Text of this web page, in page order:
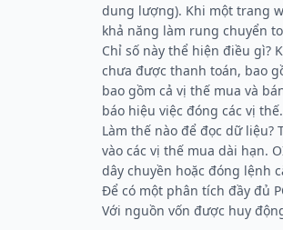
dung lượng). Khi một trang
khả năng làm rung chuyển
Chỉ số này thể hiện điều gì?
chưa được thanh toán, bao
bao gồm cả vị thế mua và
báo hiệu việc đóng các vị thế.
Làm thế nào để đọc dữ
vào các vị thế mua dài hạn.
dây chuyền hoặc đóng lệnh
Để có một phân tích đầy đủ
Với nguồn vốn được huy